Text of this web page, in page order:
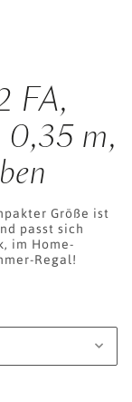
FA,
m,
Größe ist
passt sich
im Home-
Regal!